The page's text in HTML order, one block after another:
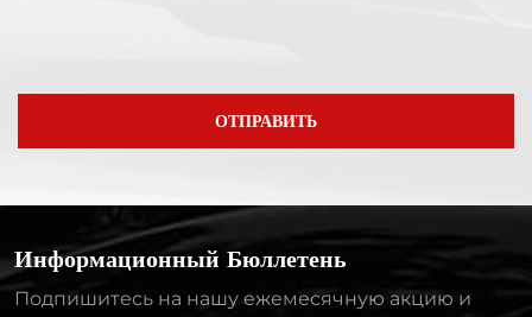
ОТПРАВИТЬ
Информационный Бюллетень
Подпишитесь на нашу ежемесячную акцию и